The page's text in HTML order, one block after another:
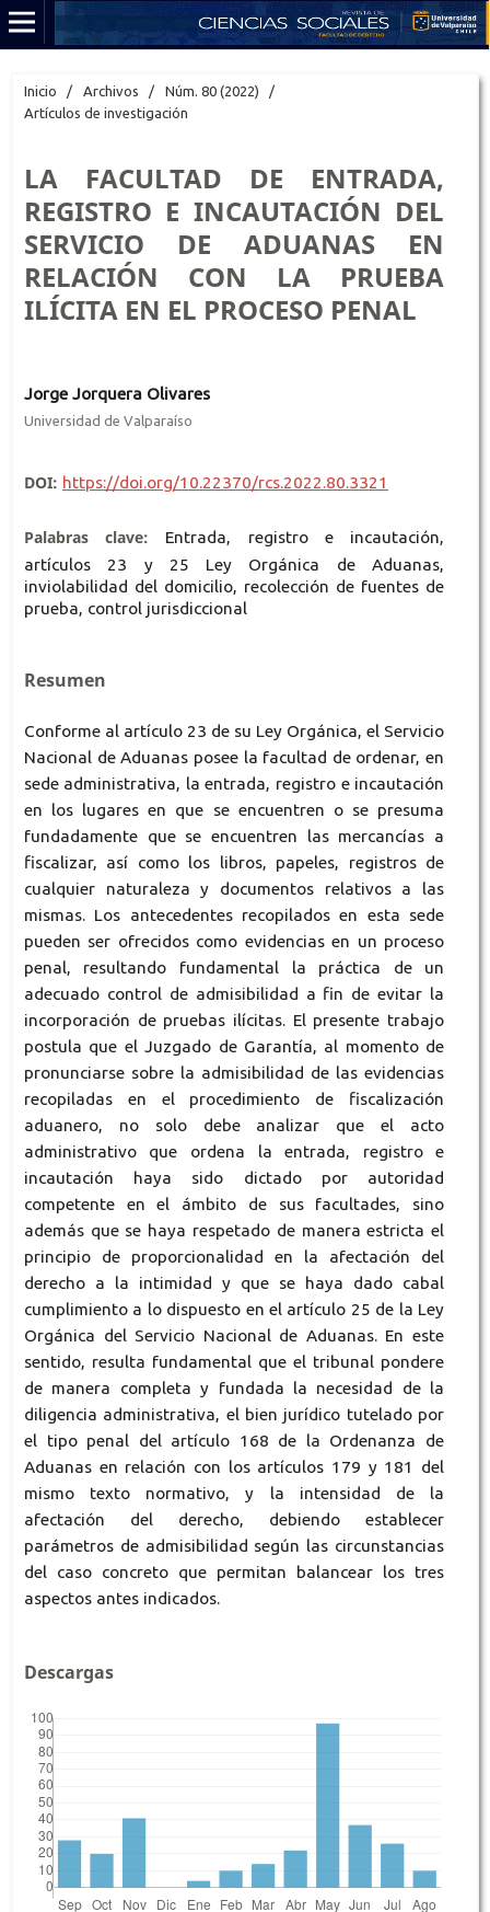
Inicio / Archivos / Núm. 80 (2022)
/
Artículos de investigación
LA FACULTAD DE ENTRADA,
REGISTRO E INCAUTACIÓN DEL
SERVICIO DE ADUANAS EN
RELACIÓN CON LA PRUEBA
ILÍCITA EN EL PROCESO PENAL
Jorge Jorquera Olivares
Universidad de Valparaíso
DOI: https://doi.org/10.22370/rcs.2022.80.3321
Palabras clave: Entrada, registro e incautación,
artículos 23 y 25 Ley Orgánica de Aduanas,
inviolabilidad del domicilio, recolección de fuentes de
prueba, control jurisdiccional
Resumen
Conforme al artículo 23 de su Ley Orgánica, el Servicio
Nacional de Aduanas posee la facultad de ordenar, en
sede administrativa, la entrada, registro e incautación
en los lugares en que se encuentren o se presuma
fundadamente que se encuentren las mercancías a
fiscalizar, así como los libros, papeles, registros de
cualquier naturaleza y documentos relativos a las
mismas. Los antecedentes recopilados en esta sede
pueden ser ofrecidos como evidencias en un proceso
penal, resultando fundamental la práctica de un
adecuado control de admisibilidad a fin de evitar la
incorporación de pruebas ilícitas. El presente trabajo
postula que el Juzgado de Garantía, al momento de
pronunciarse sobre la admisibilidad de las evidencias
recopiladas en el procedimiento de fiscalización
aduanero, no solo debe analizar que el acto
administrativo que ordena la entrada, registro e
incautación haya sido dictado por autoridad
competente en el ámbito de sus facultades, sino
además que se haya respetado de manera estricta el
principio de proporcionalidad en la afectación del
derecho a la intimidad y que se haya dado cabal
cumplimiento a lo dispuesto en el artículo 25 de la Ley
Orgánica del Servicio Nacional de Aduanas. En este
sentido, resulta fundamental que el tribunal pondere
de manera completa y fundada la necesidad de la
diligencia administrativa, el bien jurídico tutelado por
el tipo penal del artículo 168 de la Ordenanza de
Aduanas en relación con los artículos 179 y 181 del
mismo texto normativo, y la intensidad de la
afectación del derecho, debiendo establecer
parámetros de admisibilidad según las circunstancias
del caso concreto que permitan balancear los tres
aspectos antes indicados.
Descargas